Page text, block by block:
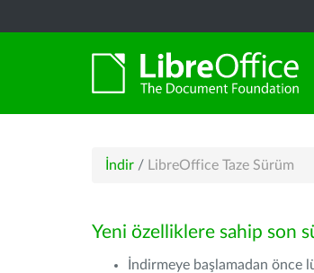
İndir / LibreOffice Taze Sürüm
Yeni özelliklere sahip son
İndirmeye başlamadan önce